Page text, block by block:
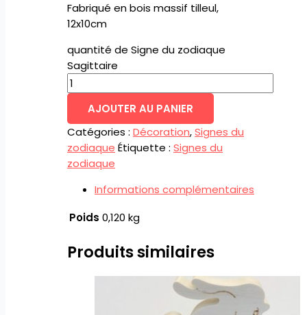
Fabriqué en bois massif tilleul,
12x10cm
quantité de Signe du zodiaque
Sagittaire
AJOUTER AU PANIER
Catégories : Décoration,Signes du
zodiaque Étiquette : Signes du
zodiaque
Informations complémentaires
Poids 0,120 kg
Produits similaires